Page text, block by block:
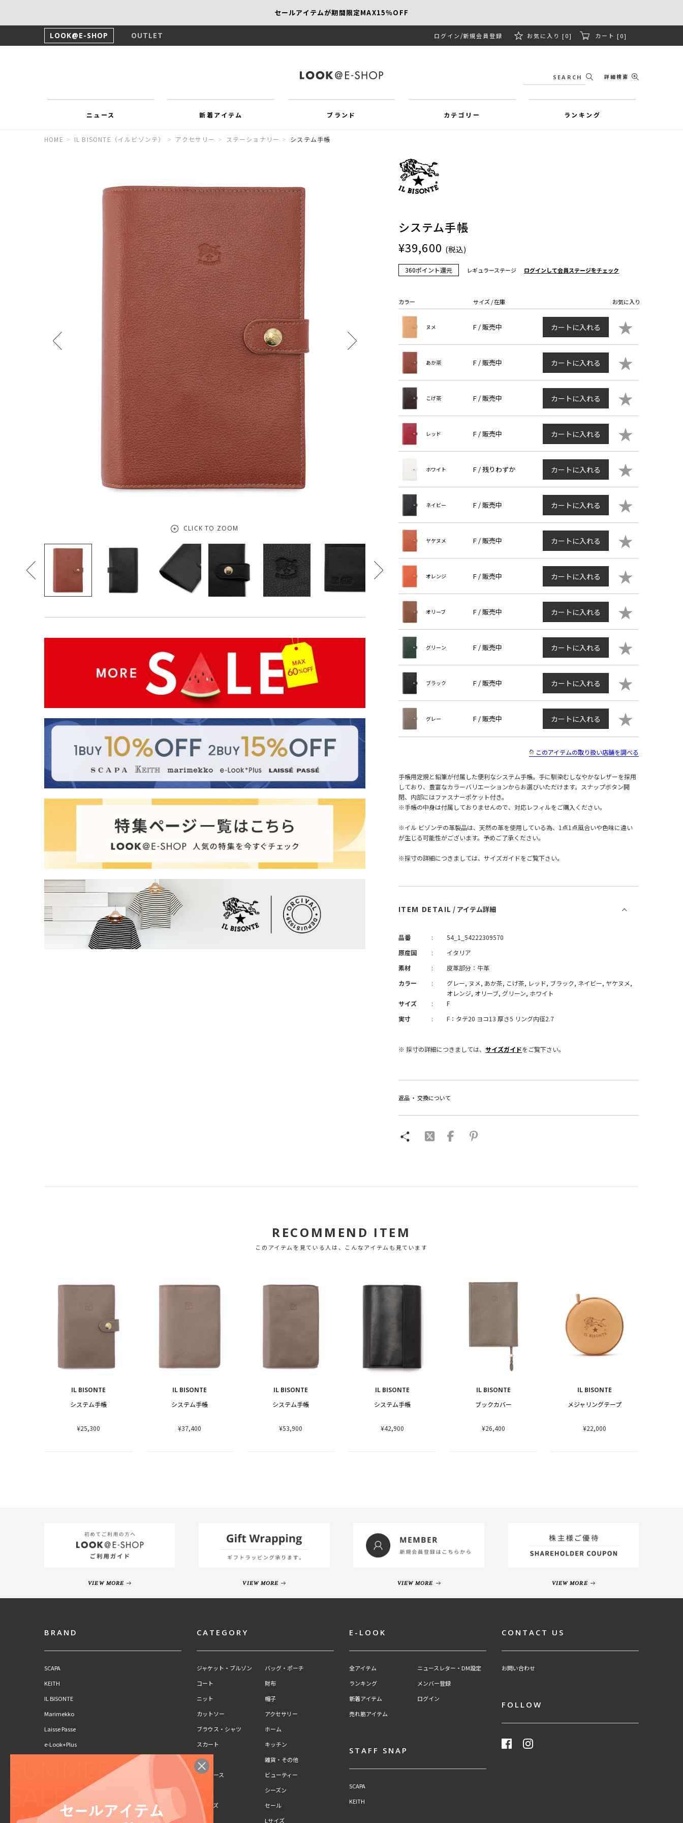
セールアイテムが期間限定MAX15％OFF
LOOK@E-SHOP OUTLET ログイン 新規会員登録 お気に入り [0] カート [0]
詳細検索
ニュース 新着アイテム ブランド カテゴリー ランキング
HOME > IL BISONTE（イルビゾンテ） > アクセサリー > ステーショナリー > システム手帳
CLICK TO ZOOM
システム手帳
¥39,600 (税込)
360ポイント還元 レギュラーステージ ログインして会員ステージをチェック
カラー サイズ / 在庫 お気に入り
ヌメ F / 販売中 カートに入れる ★
あか茶 F / 販売中 カートに入れる ★
こげ茶 F / 販売中 カートに入れる ★
レッド F / 販売中 カートに入れる ★
ホワイト F /残りわずか カートに入れる ★
ネイビー F / 販売中 カートに入れる ★
ヤケヌメ F / 販売中 カートに入れる ★
オレンジ F / 販売中 カートに入れる ★
オリーブ F / 販売中 カートに入れる ★
グリーン F / 販売中 カートに入れる ★
ブラック F / 販売中 カートに入れる ★
グレー F / 販売中 カートに入れる ★
このアイテムの取り扱い店舗を調べる
手帳用定規と鉛筆が付属した便利なシステム手帳。手に馴染むしなやかなレザーを採用
しており、豊富なカラーバリエーションからお選びいただけます。スナップボタン開
閉、内部にはファスナーポケット付き。
※手帳の中身は付属しておりませんので、対応レフィルをご購入ください。
※イル ビゾンテの革製品は、天然の革を使用している為、1点1点風合いや色味に違い
が生じる可能性がございます。予めご了承ください。
※採寸の詳細につきましては、サイズガイドをご覧下さい。
ITEM DETAIL / アイテム詳細
品番 :
54_1_54222309570
原産国
:
イタリア
素材
:
皮革部分：牛革
カラー
:
グレー, ヌメ, あか茶, こげ茶, レッド, ブラック, ネイビー, ヤケヌメ,
オレンジ, オリーブ, グリーン, ホワイト
サイズ
:
F
実寸
: F：タテ20 ヨコ13 厚さ5 リング内径2.7
※ 採寸の詳細につきましては、サイズガイドをご覧下さい。
返品 ・ 交換について
RECOMMEND ITEM
このアイテムを見ている人は、こんなアイテムも見ています
IL BISONTE
システム手帳
¥25,300
IL BISONTE
システム手帳
¥37,400
IL BISONTE
システム手帳
¥53,900
IL BISONTE
システム手帳
¥42,900
IL BISONTE
ブックカバー
¥26,400
IL BISONTE
メジャリングテープ
¥22,000
VIEW MORE VIEW MORE VIEW MORE VIEW MORE
BRAND
SCAPA
KEITH
IL BISONTE
Marimekko
Laisse Passe
e-Look+Plus
KEITH Lサイズ
CATEGORY
ジャケット・ブルゾン
コート
ニット
カットソー
ブラウス・シャツ
スカート
パンツ
ワンピース
キッズ
シューズ
バッグ・ポーチ
財布
帽子
アクセサリー
ホーム
キッチン
雑貨・その他
ビューティー
シーズン
セール
Lサイズ
E-LOOK
全アイテム
ランキング
新着アイテム
売れ筋アイテム
ニュースレター・DM設定
メンバー登録
ログイン
CONTACT US
お問い合わせ
FOLLOW
STAFF SNAP
SCAPA
KEITH